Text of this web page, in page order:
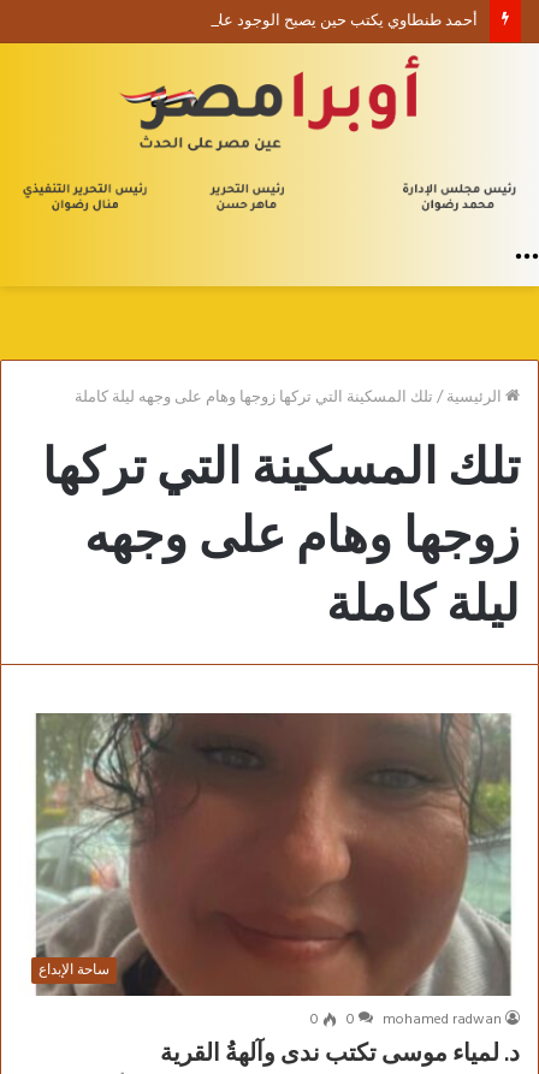
أحمد طنطاوي يكتب حين يصبح الوجود علامة استفهام
الرئيسية/تلك المسكينة التي تركها زوجها وهام على وجهه ليلة كاملة
تلك المسكينة التي تركها
زوجها وهام على وجهه
ليلة كاملة
ساحة الإبداع
mohamed radwan
0
0
د. لمياء موسى تكتب ندى وآلهةُ القرية